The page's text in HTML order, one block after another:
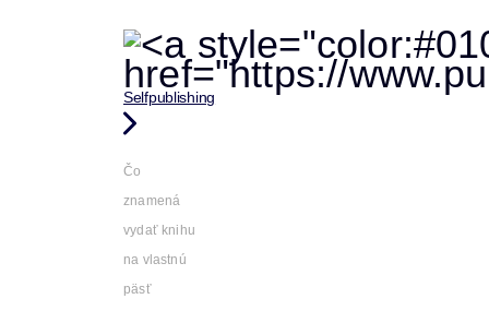
Selfpublishing
Čo
znamená
vydať knihu
na vlastnú
päsť